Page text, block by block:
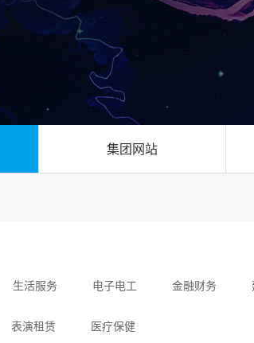
集团网站
生活服务 电子电工 金融财务
表演租赁 医疗保健